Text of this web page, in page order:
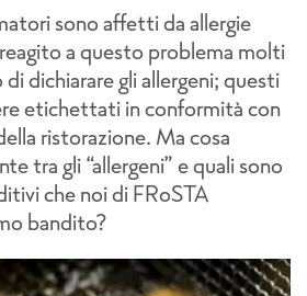
sono affetti da allergie
a questo problema molti
dichiarare gli allergeni; questi
etichettati in conformità con
ristorazione. Ma cosa
tra gli “allergeni” e quali sono
che noi di FRoSTA
bandito?